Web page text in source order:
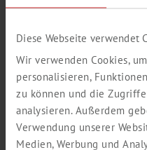
Diese Webseite verwendet
Wir verwenden Cookies,
personalisieren,
zu können und die
analysieren. Außerdem
Verwendung unserer
Medien, Werbung und
Eine kleine Auswahl aus